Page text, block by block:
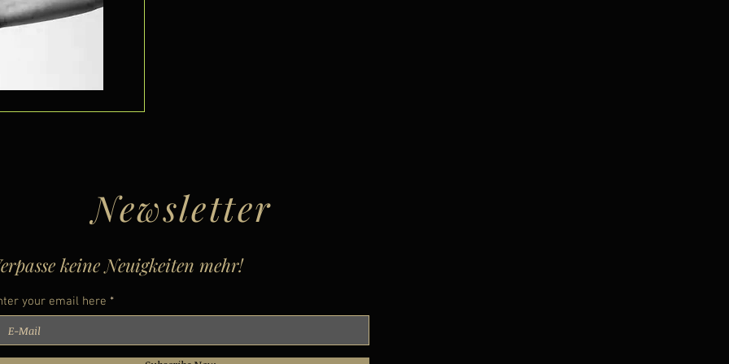
Newsletter
keine Neuigkeiten mehr!
your email here